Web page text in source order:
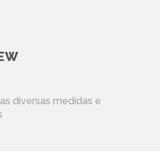
diversas medidas e